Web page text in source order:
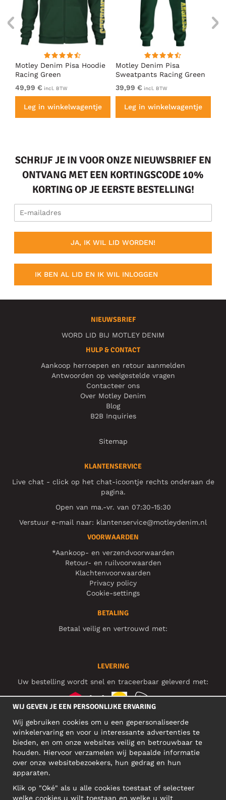
Motley Denim Pisa Hoodie
Racing Green
49,99 € incl. BTW
Leg in winkelwagentje
Motley Denim Pisa
Sweatpants Racing Green
39,99 € incl. BTW
Leg in winkelwagentje
SCHRIJF JE IN VOOR ONZE NIEUWSBRIEF EN
ONTVANG MET EEN KORTINGSCODE 10%
KORTING OP JE EERSTE BESTELLING!
JA, IK WIL LID WORDEN!
IK BEN AL LID EN IK WIL INLOGGEN
NIEUWSBRIEF
WORD LID BIJ MOTLEY DENIM
HULP & CONTACT
Aankoop herroepen en retour aanmelden
Antwoorden op veelgestelde vragen
Contacteer ons
Over Motley Denim
Blog
B2B Inquiries
Sitemap
KLANTENSERVICE
Live chat - click op het chat-icoontje rechts onderaan de
pagina.
Open van ma.-vr. van 07:30-15:30
Verstuur e-mail naar: klantenservice@motleydenim.nl
VOORWAARDEN
*Aankoop- en verzendvoorwaarden
Retour- en ruilvoorwaarden
Klachtenvoorwaarden
Privacy policy
Cookie-settings
BETALING
Betaal veilig en vertrouwd met:
LEVERING
Uw bestelling wordt snel en traceerbaar geleverd met:
SOCIAL MEDIA
BEDRIJFSADRES
Narva mnt 5, EE-10117 Tallinn
WIJ GEVEN JE EEN PERSOONLIJKE ERVARING
Wij gebruiken cookies om u een gepersonaliseerde
winkelervaring en voor u interessante advertenties te
bieden, en om onze websites veilig en betrouwbaar te
houden. Hiervoor verzamelen wij bepaalde informatie
over onze websitebezoekers, hun gedrag en hun
apparaten.
Klik op "Oké" als u alle cookies toestaat of selecteer
welke cookies u wilt toestaan en welke u wilt